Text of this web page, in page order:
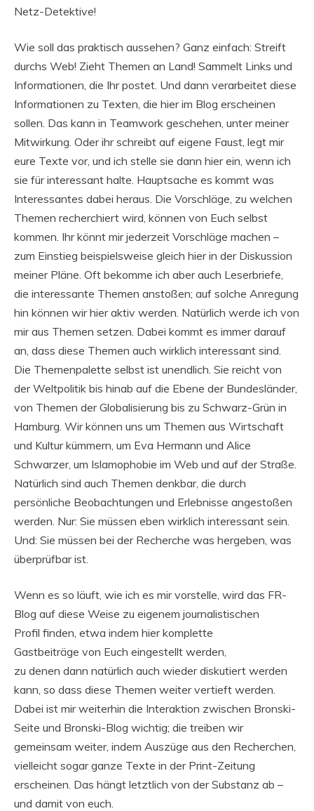
Netz-Detektive!
Wie soll das praktisch aussehen? Ganz einfach: Streift
durchs Web! Zieht Themen an Land! Sammelt Links und
Informationen, die Ihr postet. Und dann verarbeitet diese
Informationen zu Texten, die hier im Blog erscheinen
sollen. Das kann in Teamwork geschehen, unter meiner
Mitwirkung. Oder ihr schreibt auf eigene Faust, legt mir
eure Texte vor, und ich stelle sie dann hier ein, wenn ich
sie für interessant halte. Hauptsache es kommt was
Interessantes dabei heraus. Die Vorschläge, zu welchen
Themen recherchiert wird, können von Euch selbst
kommen. Ihr könnt mir jederzeit Vorschläge machen –
zum Einstieg beispielsweise gleich hier in der Diskussion
meiner Pläne. Oft bekomme ich aber auch Leserbriefe,
die interessante Themen anstoßen; auf solche Anregung
hin können wir hier aktiv werden. Natürlich werde ich von
mir aus Themen setzen. Dabei kommt es immer darauf
an, dass diese Themen auch wirklich interessant sind.
Die Themenpalette selbst ist unendlich. Sie reicht von
der Weltpolitik bis hinab auf die Ebene der Bundesländer,
von Themen der Globalisierung bis zu Schwarz-Grün in
Hamburg. Wir können uns um Themen aus Wirtschaft
und Kultur kümmern, um Eva Hermann und Alice
Schwarzer, um Islamophobie im Web und auf der Straße.
Natürlich sind auch Themen denkbar, die durch
persönliche Beobachtungen und Erlebnisse angestoßen
werden. Nur: Sie müssen eben wirklich interessant sein.
Und: Sie müssen bei der Recherche was hergeben, was
überprüfbar ist.
Wenn es so läuft, wie ich es mir vorstelle, wird das FR-
Blog auf diese Weise zu eigenem journalistischen
Profil finden, etwa indem hier komplette
Gastbeiträge von Euch eingestellt werden,
zu denen dann natürlich auch wieder diskutiert werden
kann, so dass diese Themen weiter vertieft werden.
Dabei ist mir weiterhin die Interaktion zwischen Bronski-
Seite und Bronski-Blog wichtig; die treiben wir
gemeinsam weiter, indem Auszüge aus den Recherchen,
vielleicht sogar ganze Texte in der Print-Zeitung
erscheinen. Das hängt letztlich von der Substanz ab –
und damit von euch.